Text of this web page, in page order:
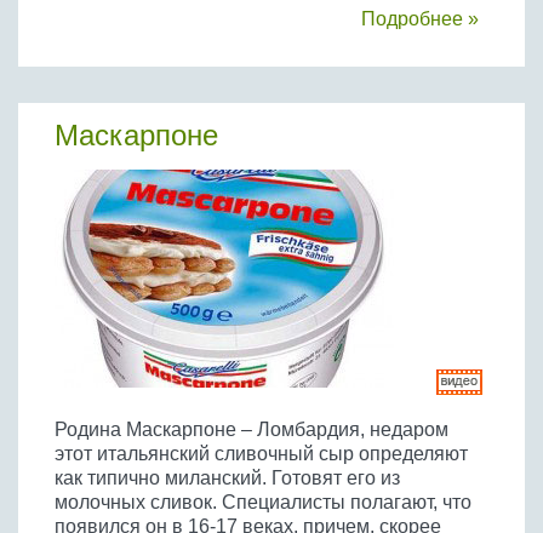
Подробнее »
Маскарпоне
Родина Маскарпоне – Ломбардия, недаром
этот итальянский сливочный сыр определяют
как типично миланский. Готовят его из
молочных сливок. Специалисты полагают, что
появился он в 16-17 веках, причем, скорее